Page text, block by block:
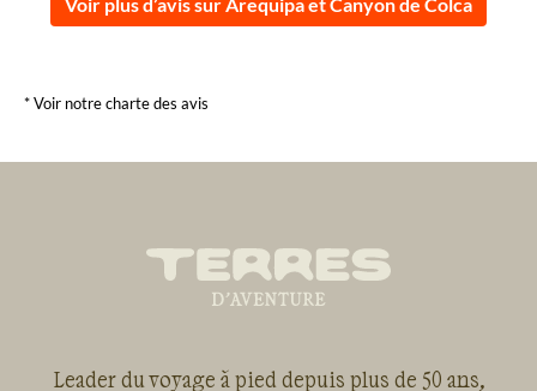
* Voir notre charte des avis
Leader du voyage à pied depuis plus de 50 ans,